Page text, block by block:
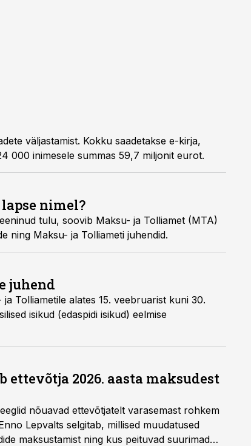
väljastamist. Kokku saadetakse e-kirja,
000 inimesele summas 59,7 miljonit eurot.
nimel?
tulu, soovib Maksu- ja Tolliamet (MTA)
ning Maksu- ja Tolliameti juhendid.
juhend
Tolliametile alates 15. veebruarist kuni 30.
isikud (edaspidi isikud) eelmise
2026. aasta maksudest
nõuavad ettevõtjatelt varasemast rohkem
Lepvalts selgitab, millised muudatused
maksustamist ning kus peituvad suurimad